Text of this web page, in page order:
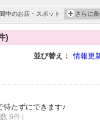
中のお店・スポット さらに
)
並び替え： 情報更
待たずにできます♪
6件）